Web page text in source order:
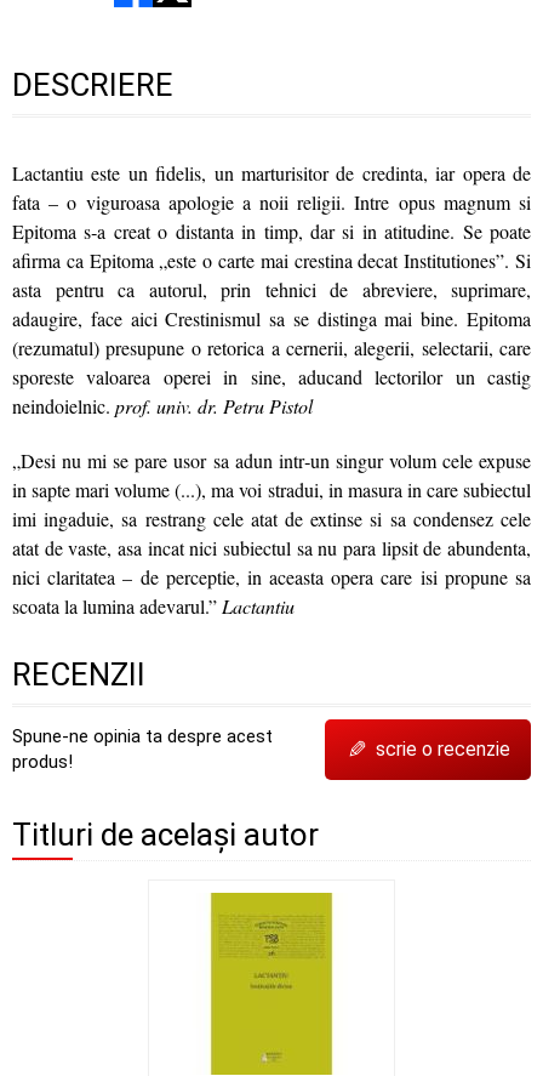
DESCRIERE
Lactantiu este un fidelis, un marturisitor de credinta, iar opera de
fata – o viguroasa apologie a noii religii. Intre opus magnum si
Epitoma s‑a creat o distanta in timp, dar si in atitudine. Se poate
afirma ca Epitoma „este o carte mai crestina decat Institutiones”. Si
asta pentru ca autorul, prin tehnici de abreviere, suprimare,
adaugire, face aici Crestinismul sa se distinga mai bine. Epitoma
(rezumatul) presupune o retorica a cernerii, alegerii, selectarii, care
sporeste valoarea operei in sine, aducand lectorilor un castig
neindoielnic. prof. univ. dr. Petru Pistol
„Desi nu mi se pare usor sa adun intr‑un singur volum cele expuse
in sapte mari volume (...), ma voi stradui, in masura in care subiectul
imi ingaduie, sa restrang cele atat de extinse si sa condensez cele
atat de vaste, asa incat nici subiectul sa nu para lipsit de abundenta,
nici claritatea – de perceptie, in aceasta opera care isi propune sa
scoata la lumina adevarul.” Lactantiu
RECENZII
Spune-ne opinia ta despre acest
produs!
✎ scrie o recenzie
Titluri de același autor